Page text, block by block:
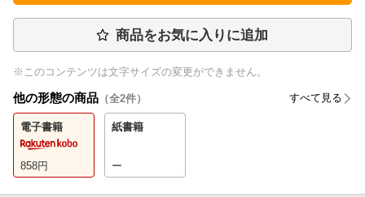
商品をお気に入りに追加
※このコンテンツは文字サイズの変更ができません。
他の形態の商品 （全2件） すべて見る
電子書籍
858円
紙書籍
ー